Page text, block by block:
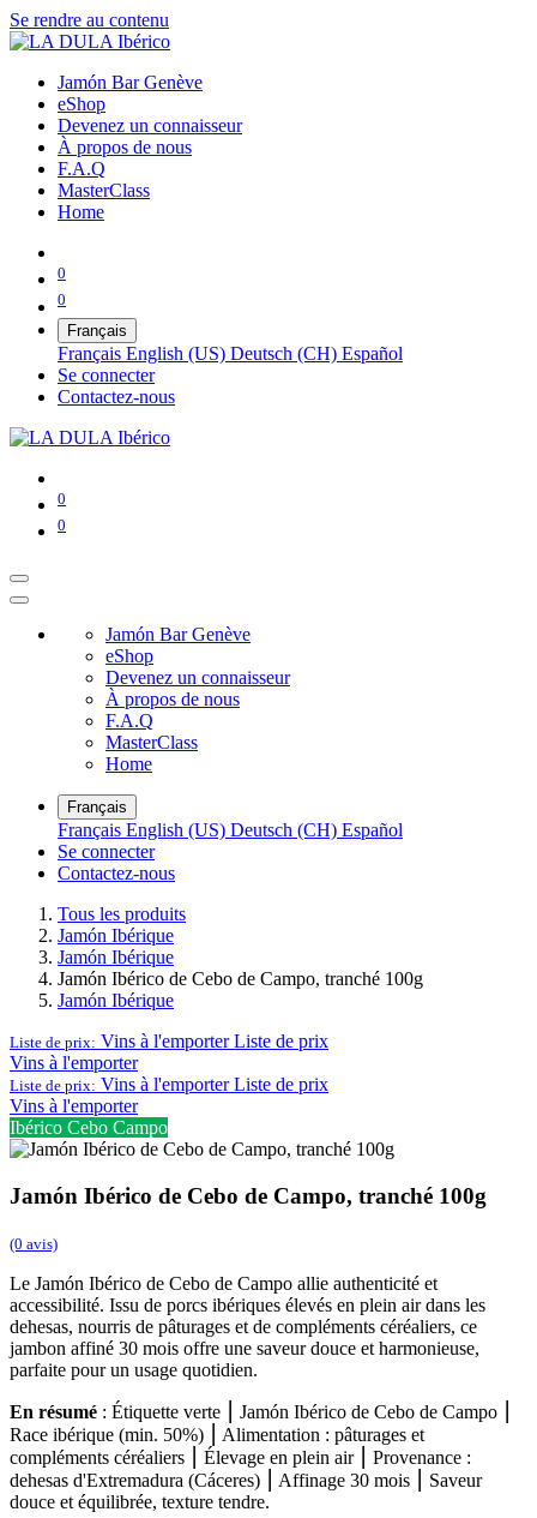
Se rendre au contenu
Jamón Bar Genève
eShop
Devenez un connaisseur
À propos de nous
F.A.Q
MasterClass
Home
0
0
Français
Français English (US) Deutsch (CH) Español
Se connecter
Contactez-nous
0
0
Jamón Bar Genève
eShop
Devenez un connaisseur
À propos de nous
F.A.Q
MasterClass
Home
Français
Français English (US) Deutsch (CH) Español
Se connecter
Contactez-nous
Tous les produits
Jamón Ibérique
Jamón Ibérique
Jamón Ibérico de Cebo de Campo, tranché 100g
Jamón Ibérique
Liste de prix: Vins à l'emporter Liste de prix
Vins à l'emporter
Liste de prix: Vins à l'emporter Liste de prix
Vins à l'emporter
Ibérico Cebo Campo
Jamón Ibérico de Cebo de Campo, tranché 100g
(0 avis)
Le Jamón Ibérico de Cebo de Campo allie authenticité et
accessibilité. Issu de porcs ibériques élevés en plein air dans les
dehesas, nourris de pâturages et de compléments céréaliers, ce
jambon affiné 30 mois offre une saveur douce et harmonieuse,
parfaite pour un usage quotidien.
En résumé : Étiquette verte ⎮ Jamón Ibérico de Cebo de Campo ⎮
Race ibérique (min. 50%) ⎮ Alimentation : pâturages et
compléments céréaliers ⎮ Élevage en plein air ⎮ Provenance :
dehesas d'Extremadura (Cáceres) ⎮ Affinage 30 mois ⎮ Saveur
douce et équilibrée, texture tendre.